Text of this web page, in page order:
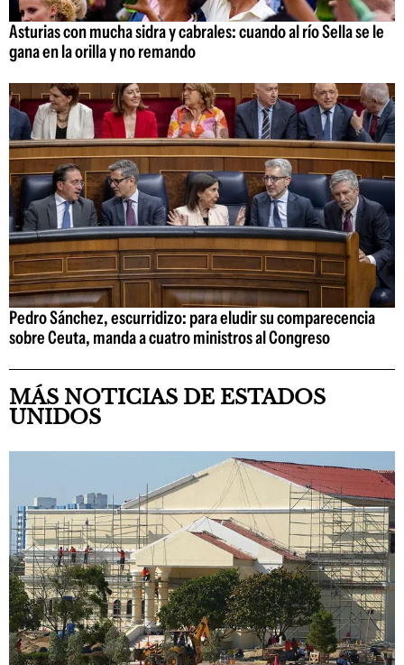
Asturias con mucha sidra y cabrales: cuando al río Sella se le
gana en la orilla y no remando
Pedro Sánchez, escurridizo: para eludir su comparecencia
sobre Ceuta, manda a cuatro ministros al Congreso
MÁS NOTICIAS DE ESTADOS
UNIDOS